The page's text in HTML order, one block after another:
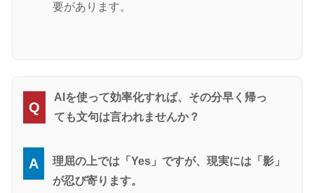
要があります。
Q
AIを使って効率化すれば、その分早く帰っ
ても文句は言われませんか？
A
理屈の上では「Yes」ですが、現実には「影」
が忍び寄ります。